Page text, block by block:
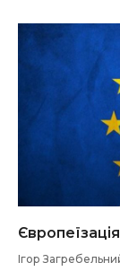
Ігор